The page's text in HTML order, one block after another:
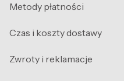
Metody płatności
Czas i koszty dostawy
Zwroty i reklamacje